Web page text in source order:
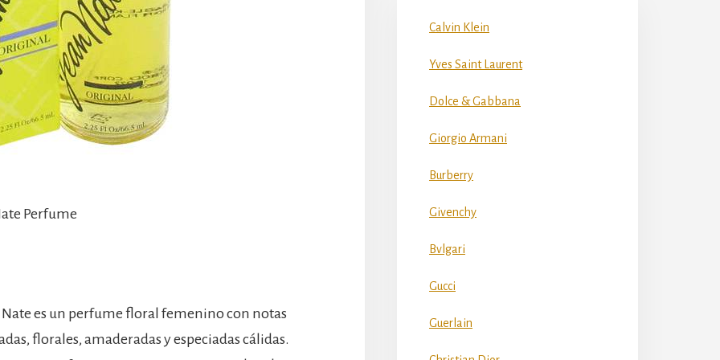
Perfume
Nate es un perfume floral femenino con notas
florales, amaderadas y especiadas cálidas.
Calvin Klein
Yves Saint Laurent
Dolce & Gabbana
Giorgio Armani
Burberry
Givenchy
Bvlgari
Gucci
Guerlain